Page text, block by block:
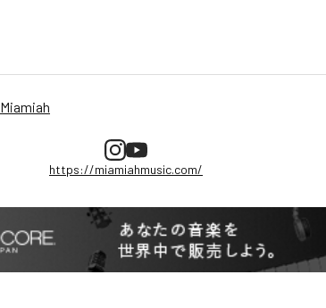
Miamiah
https://miamiahmusic.com/